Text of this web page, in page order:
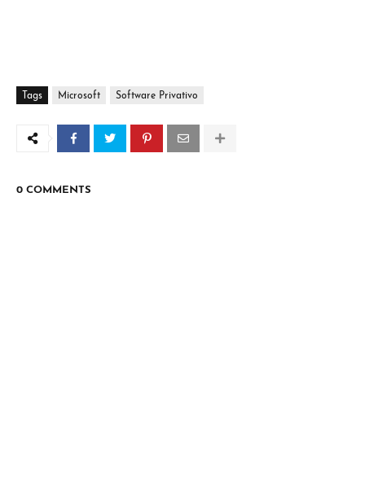
Tags Microsoft Software Privativo
0 COMMENTS